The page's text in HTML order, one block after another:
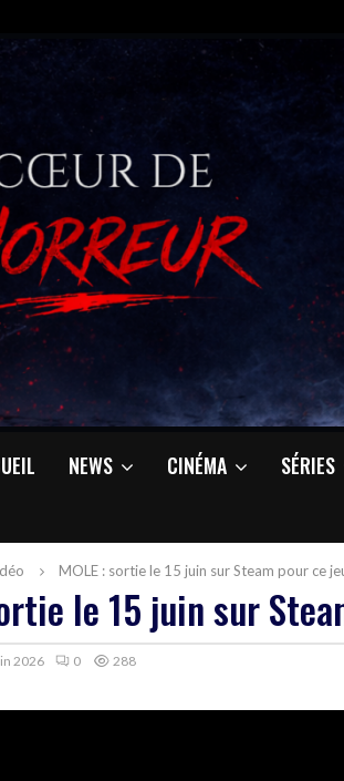
NEWS CINÉMA SÉRIES
MOLE : sortie le 15 juin sur Steam pour ce
le 15 juin sur
2026 0 288